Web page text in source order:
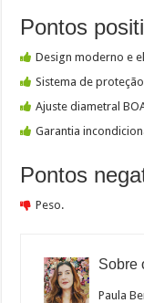
Pontos
Design moderno e
Sistema de
Ajuste diametral
Garantia
Pontos
Peso.
Sobre
Paula